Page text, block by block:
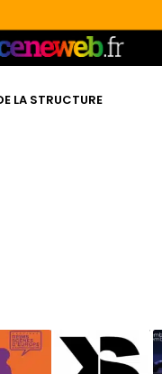
LA STRUCTURE